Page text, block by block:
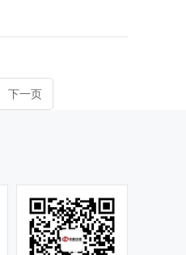
下一页